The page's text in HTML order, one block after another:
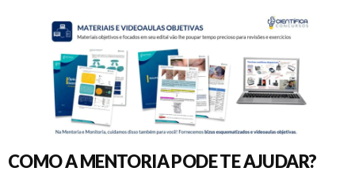
COMO A MENTORIA PODE TE AJUDAR?